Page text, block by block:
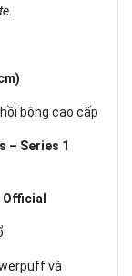
bông cao cấp
– Series 1
và